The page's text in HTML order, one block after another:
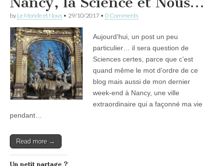
by Le Monde et Nous • 29/10/2017 • 0 Comments
Aujourd’hui, un post un peu
particulier… il sera question de
Sciences certes, parce que c’est
quand même le mot d’ordre de ce
blog mais aussi de mon dernier
week-end à Nancy, une ville
extraordinaire qui a façonné ma vie
pendant…
Read more →
Un petit partage ?